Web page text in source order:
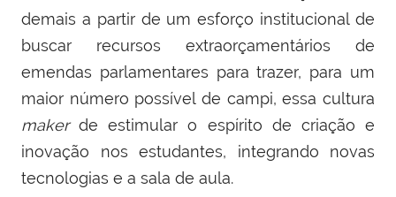
demais a partir de um esforço institucional de
buscar recursos extraorçamentários de
emendas parlamentares para trazer, para um
maior número possível de campi, essa cultura
makerde estimular o espírito de criação e
inovação nos estudantes, integrando novas
tecnologias e a sala de aula.